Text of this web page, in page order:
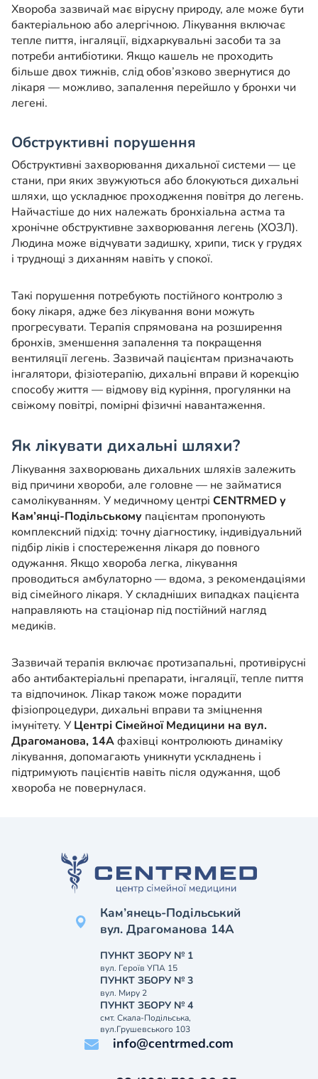
Хвороба зазвичай має вірусну природу, але може бути
бактеріальною або алергічною. Лікування включає
тепле пиття, інгаляції, відхаркувальні засоби та за
потреби антибіотики. Якщо кашель не проходить
більше двох тижнів, слід обов’язково звернутися до
лікаря — можливо, запалення перейшло у бронхи чи
легені.
Обструктивні порушення
Обструктивні захворювання дихальної системи — це
стани, при яких звужуються або блокуються дихальні
шляхи, що ускладнює проходження повітря до легень.
Найчастіше до них належать бронхіальна астма та
хронічне обструктивне захворювання легень (ХОЗЛ).
Людина може відчувати задишку, хрипи, тиск у грудях
і труднощі з диханням навіть у спокої.
Такі порушення потребують постійного контролю з
боку лікаря, адже без лікування вони можуть
прогресувати. Терапія спрямована на розширення
бронхів, зменшення запалення та покращення
вентиляції легень. Зазвичай пацієнтам призначають
інгалятори, фізіотерапію, дихальні вправи й корекцію
способу життя — відмову від куріння, прогулянки на
свіжому повітрі, помірні фізичні навантаження.
Як лікувати дихальні шляхи?
Лікування захворювань дихальних шляхів залежить
від причини хвороби, але головне — не займатися
самолікуванням. У медичному центрі CENTRMED у
Кам’янці-Подільському пацієнтам пропонують
комплексний підхід: точну діагностику, індивідуальний
підбір ліків і спостереження лікаря до повного
одужання. Якщо хвороба легка, лікування
проводиться амбулаторно — вдома, з рекомендаціями
від сімейного лікаря. У складніших випадках пацієнта
направляють на стаціонар під постійний нагляд
медиків.
Зазвичай терапія включає протизапальні, противірусні
або антибактеріальні препарати, інгаляції, тепле пиття
та відпочинок. Лікар також може порадити
фізіопроцедури, дихальні вправи та зміцнення
імунітету. У Центрі Сімейної Медицини на вул.
Драгоманова, 14Афахівці контролюють динаміку
лікування, допомагають уникнути ускладнень і
підтримують пацієнтів навіть після одужання, щоб
хвороба не повернулася.
Кам’янець-Подільський
вул. Драгоманова 14А
ПУНКТ ЗБОРУ № 1
вул. Героїв УПА 15
ПУНКТ ЗБОРУ № 3
вул. Миру 2
ПУНКТ ЗБОРУ № 4
смт. Скала-Подільська,
вул.Грушевського 103
info@centrmed.com